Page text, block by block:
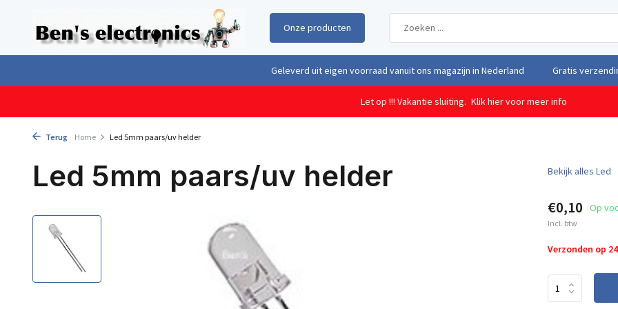
Onze producten
Geleverd uit eigen voorraad vanuit ons magazijn in Nederland Gratis
Let op !!! Vakantie sluiting. Klik hier voor meer info
Terug Home Led 5mm paars/uv helder
Led 5mm paars/uv helder Bekijk alles Led
€0,10 Op
Incl. btw
Verzonden op